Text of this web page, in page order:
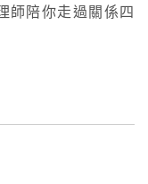
師陪你走過關係四